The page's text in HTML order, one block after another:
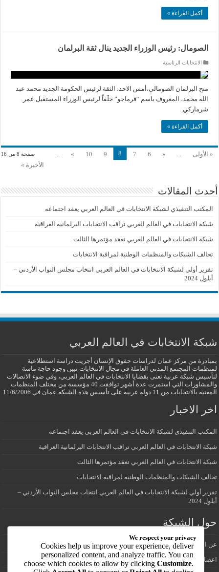
أكمل القراءة »
الصومال: رئيس الوزراء الجديد ينال ثقة البرلمان
الانتخابات الرئاسية
منح البرلمان الصومالي،أمس الاحد، الثقة لرئيس الحكومة الجديد محمد عبد
الله محمد، المعروف باسم “فرماجو” خلَفاً لرئيس الوزراء المستقيل عمر
شرماركي.
أكمل القراءة »
صفحة 8 من 16 « الأولى ...
«
6
7
8
9
10
»
...
الأخيرة »
أحدث المقالات
المكتب التنفيذي لشبكة الانتخابات في العالم العربي يعقد اجتماعه
شبكة الانتخابات في العالم العربي تراقب الانتخابات البرلمانية العراقية
شبكة الانتخابات في العالم العربي تعقد مؤتمرها الثالث
تحالف الشبكات والمنظمات الوطنية لمراقبة الانتخابات
تقرير أولي لشبكة الانتخابات في العالم العربي انتخاب مجلس النواب الأردني –
أيلول 2024
شبكة الانتخابات في العالم العربي
بمبادرة من مركز عمان لدراسات حقوق الإنسان أجريت دراسة استطلاعية
لمنظمات المجتمع المدني العاملة في مجال الانتخابات تبين وجود حاجة ماسة
لتأسيس شبكة عربية تعنى بقضايا الانتخابات في العالم العربي، وفي ضوء الاتصالات
والمشاورات التي استمرت عدة أشهر توافقت 40 مؤسسة من مختلف المنظمات
المعنية بالانتخابات من 11 دولة عربية على تأسيس هذه الشبكة.عمان في 11/6/2006
اخر الاخبار
المكتب التنفيذي لشبكة الانتخابات في العالم العربي يعقد اجتماعه
شبكة الانتخابات في العالم العربي تراقب الانتخابات البرلمانية العراقية
شبكة الانتخابات في العالم العربي تعقد مؤتمرها الثالث
تحالف الشبكات والمنظمات الوطنية لمراقبة الانتخابات
تقرير أولي لشبكة الانتخابات في العالم العربي انتخاب مجلس النواب الأردني –
أيلول 2024
حول الشبكة
عن الشبكة
اعضاء شبكة الانتخابات في العالم العربي
We respect your privacy
Cookies help us improve your experience, deliver
personalized content, and analyze traffic. You can
choose which cookies to allow by clickingCustomize.